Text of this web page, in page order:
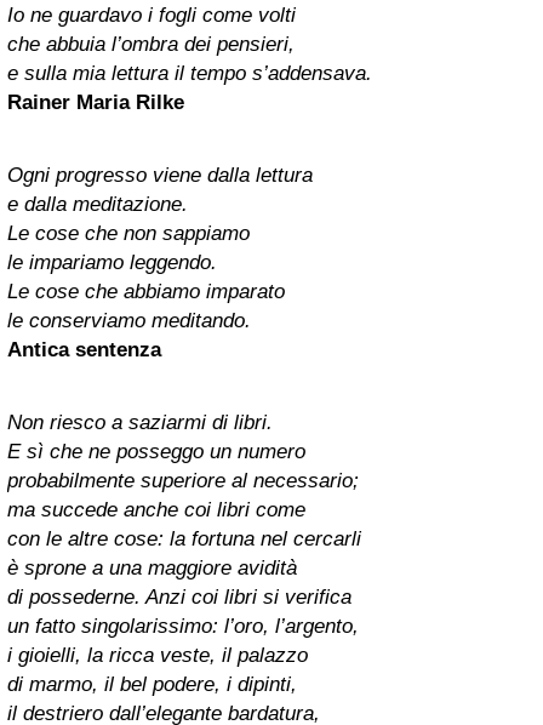
Io ne guardavo i fogli come volti
che abbuia l’ombra dei pensieri,
e sulla mia lettura il tempo s’addensava.
Rainer Maria Rilke
Ogni progresso viene dalla lettura
e dalla meditazione.
Le cose che non sappiamo
le impariamo leggendo.
Le cose che abbiamo imparato
le conserviamo meditando.
Antica sentenza
Non riesco a saziarmi di libri.
E sì che ne posseggo un numero
probabilmente superiore al necessario;
ma succede anche coi libri come
con le altre cose: la fortuna nel cercarli
è sprone a una maggiore avidità
di possederne. Anzi coi libri si verifica
un fatto singolarissimo: l’oro, l’argento,
i gioielli, la ricca veste, il palazzo
di marmo, il bel podere, i dipinti,
il destriero dall’elegante bardatura,